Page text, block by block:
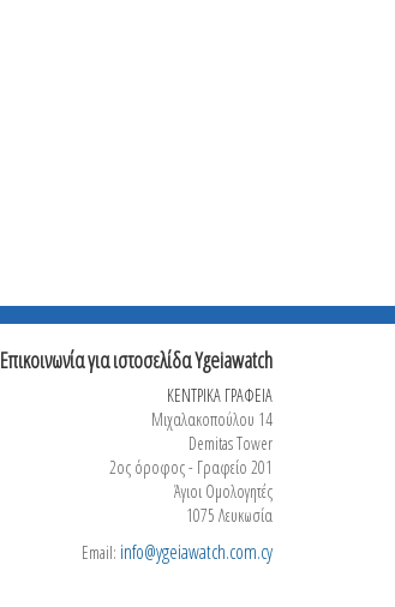
Επικοινωνία για ιστοσελίδα Ygeiawatch
ΚΕΝΤΡΙΚΑ ΓΡΑΦΕΙΑ
Μιχαλακοπούλου 14
Demitas Tower
2ος όροφος - Γραφείο 201
Άγιοι Ομολογητές
1075 Λευκωσία
Email: info@ygeiawatch.com.cy